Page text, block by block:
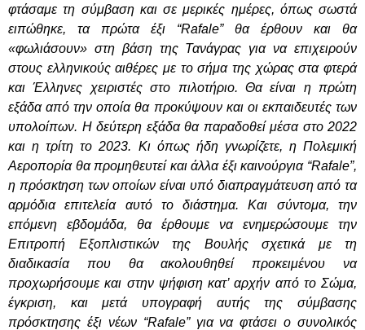
φτάσαμε τη σύμβαση και σε μερικές ημέρες, όπως σωστά
ειπώθηκε, τα πρώτα έξι “Rafale” θα έρθουν και θα
«φωλιάσουν» στη βάση της Τανάγρας για να επιχειρούν
στους ελληνικούς αιθέρες με το σήμα της χώρας στα φτερά
και Έλληνες χειριστές στο πιλοτήριο. Θα είναι η πρώτη
εξάδα από την οποία θα προκύψουν και οι εκπαιδευτές των
υπολοίπων. Η δεύτερη εξάδα θα παραδοθεί μέσα στο 2022
και η τρίτη το 2023. Κι όπως ήδη γνωρίζετε, η Πολεμική
Αεροπορία θα προμηθευτεί και άλλα έξι καινούργια “Rafale”,
η πρόσκtηση των οποίων είναι υπό διαπραγμάτευση από τα
αρμόδια επιτελεία αυτό το διάστημα. Και σύντομα, την
επόμενη εβδομάδα, θα έρθουμε να ενημερώσουμε την
Επιτροπή Εξοπλιστικών της Βουλής σχετικά με τη
διαδικασία που θα ακολουθηθεί προκειμένου να
προχωρήσουμε και στην ψήφιση κατ’ αρχήν από το Σώμα,
έγκριση, και μετά υπογραφή αυτής της σύμβασης
πρόσκτησης έξι νέων “Rafale” για να φτάσει ο συνολικός